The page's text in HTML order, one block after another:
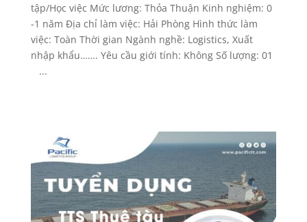
tập/Học việc Mức lương: Thỏa Thuận Kinh nghiệm: 0
-1 năm Địa chỉ làm việc: Hải Phòng Hình thức làm
việc: Toàn Thời gian Ngành nghề: Logistics, Xuất
nhập khẩu……. Yêu cầu giới tính: Không Số lượng: 01
...